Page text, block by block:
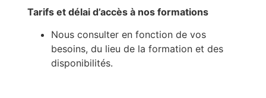
Tarifs et délai d’accès à nos formations
Nous consulter en fonction de vos
besoins, du lieu de la formation et des
disponibilités.